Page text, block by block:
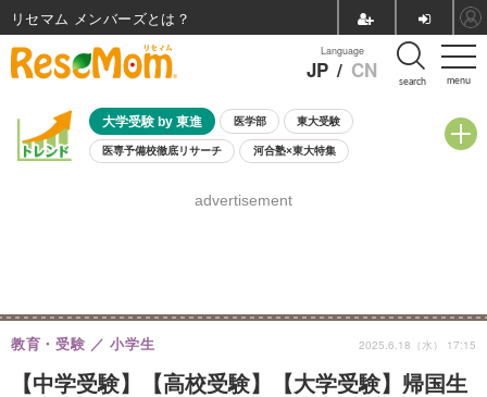
menu
Language
JP / CN search
大学受験 by 東進 医学部 東大受験
医専予備校徹底リサーチ 河合塾×東大特集
8月開催学校説明会・相談会
advertisement
【中学受験】【高校受験】【大学受験】帰国生
教育・受験 小学生 2025.6.18（水） 17:15
リセマム メンバーズ